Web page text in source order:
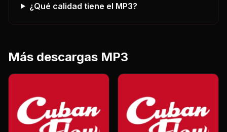
¿Qué calidad tiene el MP3?
Más descargas MP3